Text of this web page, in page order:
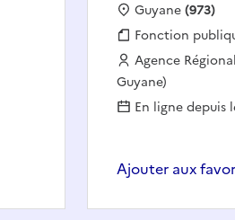
la communication H/F
Localisation :
Guyane(973)
Fonction
Fonction
Employeur :
Agence
Guyane)
En ligne depuis
Ajouter aux